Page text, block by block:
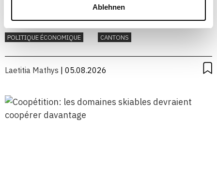
Ablehnen
Quel fédéralisme pour la Suisse?
POLITIQUE ÉCONOMIQUE CANTONS
Laetitia Mathys | 05.08.2026